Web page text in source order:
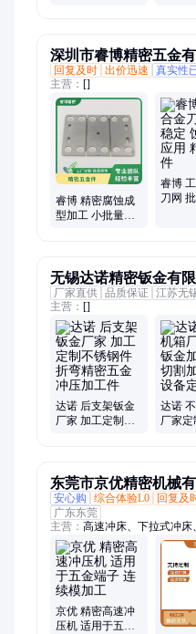
深圳市睿博精密五金
回复及时 出价迅速 真实性
主营： []
睿博 精密腐蚀成
型加工 小批量生
睿博
刀网
无锡达诺精密钣金有限
厂家直供 品质保证 江苏无
主营： []
达诺 后支架钣金
厂家 加工定制不
达诺
厂家定
东莞市京优精密机械
安心购
综合体验L0 回复及
广东东莞
主营： 高速冲床、下拉式冲
冲床、C型高速冲床
京优 精密高速冲
压机 适用于五金